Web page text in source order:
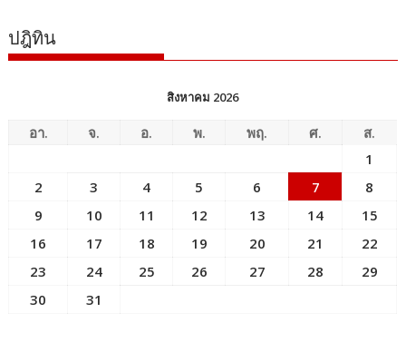
ปฎิทิน
สิงหาคม 2026
อา. จ. อ. พ. พฤ. ศ.
ส.
1
2
3 4 5 6 7
8
9
10 11 12 13 14
15
16
17 18 19 20 21
22
23
24 25 26 27 28
29
30
31